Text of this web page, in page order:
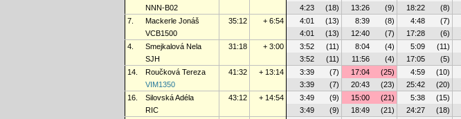
NNN-B02
4:23 (18) 13:26 (9) 18:22 (8)
7.
Mackerle Jonáš 35:12 + 6:54 4:01 (13) 8:39 (8) 4:48 (7)
VCB1500
4:01 (13) 12:40 (7) 17:28 (6)
4.
Smejkalová Nela 31:18 + 3:00 3:52 (11) 8:04 (4) 5:09 (11)
SJH
3:52 (11) 11:56 (4) 17:05 (5)
14.
Roučková Tereza 41:32 + 13:14 3:39 (7) 17:04 (25) 4:59 (10)
VIM1350
3:39 (7) 20:43 (23) 25:42 (20)
16.
Silovská Adéla 43:12 + 14:54 3:49 (9) 15:00 (21) 5:38 (15)
RIC
3:49 (9) 18:49 (21) 24:27 (18)